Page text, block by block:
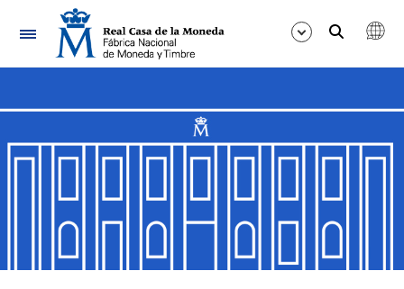
Navegación
Mostrar/Ocultar
Mostrar/Ocultar
Mostrar/Ocultar